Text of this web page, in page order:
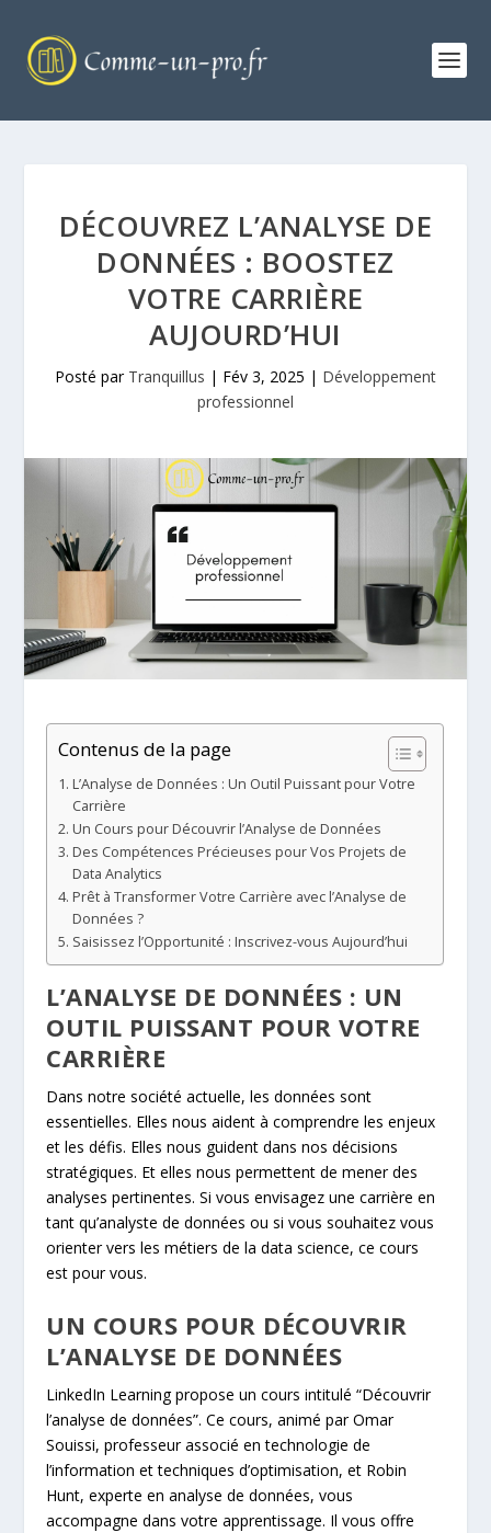
DÉCOUVREZ L’ANALYSE DE
DONNÉES : BOOSTEZ
VOTRE CARRIÈRE
AUJOURD’HUI
Posté par Tranquillus | Fév 3, 2025 | Développement
professionnel
Contenus de la page
L’Analyse de Données : Un Outil Puissant pour Votre
Carrière
Un Cours pour Découvrir l’Analyse de Données
Des Compétences Précieuses pour Vos Projets de
Data Analytics
Prêt à Transformer Votre Carrière avec l’Analyse de
Données ?
Saisissez l’Opportunité : Inscrivez-vous Aujourd’hui
L’ANALYSE DE DONNÉES : UN
OUTIL PUISSANT POUR VOTRE
CARRIÈRE
Dans notre société actuelle, les données sont
essentielles. Elles nous aident à comprendre les enjeux
et les défis. Elles nous guident dans nos décisions
stratégiques. Et elles nous permettent de mener des
analyses pertinentes. Si vous envisagez une carrière en
tant qu’analyste de données ou si vous souhaitez vous
orienter vers les métiers de la data science, ce cours
est pour vous.
UN COURS POUR DÉCOUVRIR
L’ANALYSE DE DONNÉES
LinkedIn Learning propose un cours intitulé “Découvrir
l’analyse de données”. Ce cours, animé par Omar
Souissi, professeur associé en technologie de
l’information et techniques d’optimisation, et Robin
Hunt, experte en analyse de données, vous
accompagne dans votre apprentissage. Il vous offre